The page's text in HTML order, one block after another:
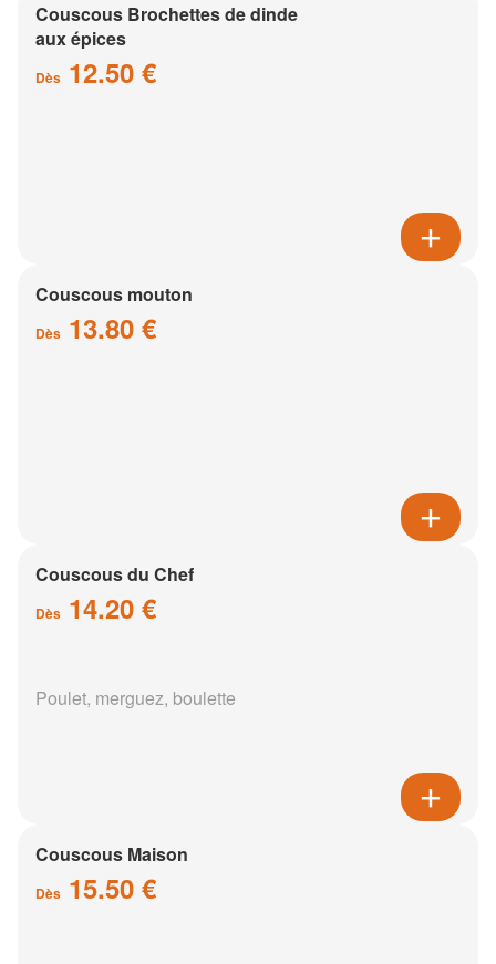
Couscous Brochettes de dinde
aux épices
Dès 12.50 €
Couscous mouton
Dès 13.80 €
Couscous du Chef
Dès 14.20 €
Poulet, merguez, boulette
Couscous Maison
Dès 15.50 €